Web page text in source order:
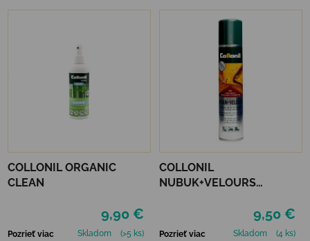
COLLONIL ORGANIC
CLEAN
9,90 €
Pozrieť viac Skladom (>5 ks)
COLLONIL
NUBUK+VELOURS
9,50 €
Pozrieť viac Skladom (4 ks)